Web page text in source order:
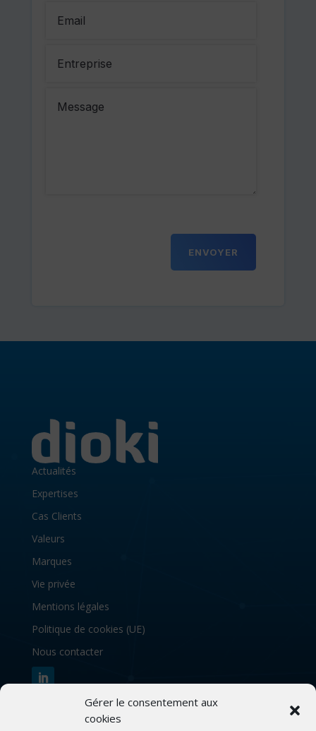
Gérer le consentement aux
cookies
ENVOYER
Actualités
Expertises
Cas Clients
Valeurs
Marques
Vie privée
Mentions légales
Politique de cookies (UE)
Nous contacter
S’abonner à notre newsletter